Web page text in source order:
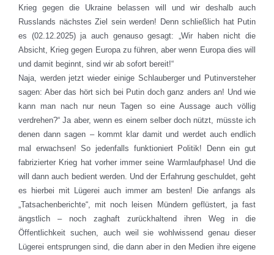
Krieg gegen die Ukraine belassen will und wir deshalb auch
Russlands nächstes Ziel sein werden! Denn schließlich hat Putin
es (02.12.2025) ja auch genauso gesagt: „Wir haben nicht die
Absicht, Krieg gegen Europa zu führen, aber wenn Europa dies will
und damit beginnt, sind wir ab sofort bereit!“
Naja, werden jetzt wieder einige Schlauberger und Putinversteher
sagen: Aber das hört sich bei Putin doch ganz anders an! Und wie
kann man nach nur neun Tagen so eine Aussage auch völlig
verdrehen?“ Ja aber, wenn es einem selber doch nützt, müsste ich
denen dann sagen – kommt klar damit und werdet auch endlich
mal erwachsen! So jedenfalls funktioniert Politik! Denn ein gut
fabrizierter Krieg hat vorher immer seine Warmlaufphase! Und die
will dann auch bedient werden. Und der Erfahrung geschuldet, geht
es hierbei mit Lügerei auch immer am besten! Die anfangs als
„Tatsachenberichte“, mit noch leisen Mündern geflüstert, ja fast
ängstlich – noch zaghaft zurückhaltend ihren Weg in die
Öffentlichkeit suchen, auch weil sie wohlwissend genau dieser
Lügerei entsprungen sind, die dann aber in den Medien ihre eigene